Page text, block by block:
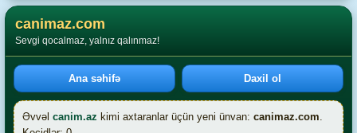
canimaz.com
Sevgi qocalmaz, yalnız qalınmaz!
Ana səhifə Daxil ol
Əvvəl canim.az kimi axtaranlar üçün yeni ünvan: canimaz.com.